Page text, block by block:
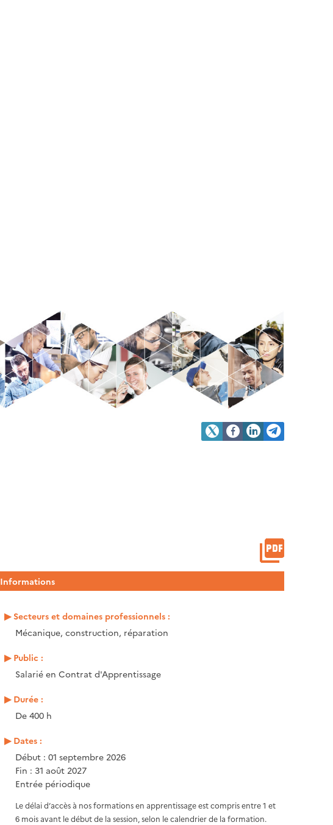
Informations
Secteurs et domaines professionnels :
Mécanique, construction, réparation
Public :
Salarié en Contrat d'Apprentissage
Durée :
De 400 h
Dates :
Début : 01 septembre 2026
Fin : 31 août 2027
Entrée périodique
Le délai d’accès à nos formations en apprentissage est compris entre 1 et
6 mois avant le début de la session, selon le calendrier de la formation.